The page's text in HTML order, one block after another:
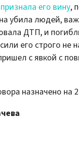
признала его вину,
убила людей,
ДТП, и
его строго не
с явкой с
назначено на